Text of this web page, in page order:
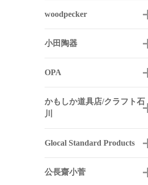
woodpecker
小田陶器
OPA
かもしか道具店/クラフト石
川
Glocal Standard Products
公長齋小菅